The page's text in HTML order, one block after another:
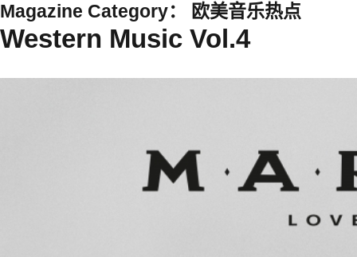
Magazine Category： 欧美音乐热点
Western Music Vol.4